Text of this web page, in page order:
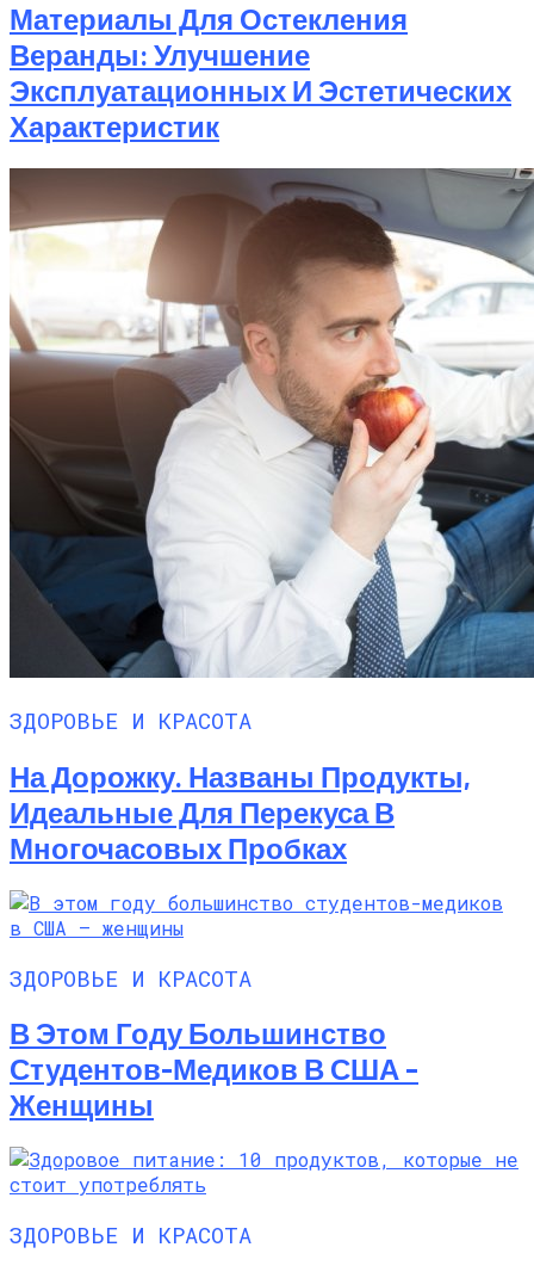
Высотках
Материалы Для Остекления
Веранды: Улучшение
Эксплуатационных И Эстетических
Характеристик
ЗДОРОВЬЕ И КРАСОТА
На Дорожку. Названы Продукты,
Идеальные Для Перекуса В
Многочасовых Пробках
ЗДОРОВЬЕ И КРАСОТА
В Этом Году Большинство
Студентов-Медиков В США –
Женщины
ЗДОРОВЬЕ И КРАСОТА